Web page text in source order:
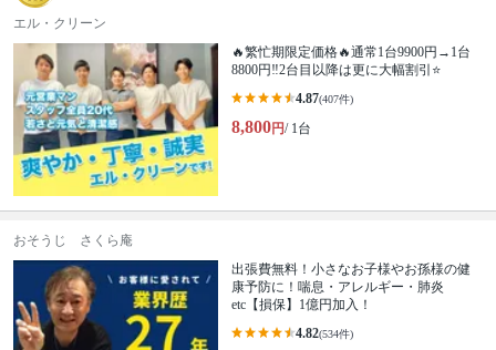
エル・クリーン
🔥繁忙期限定価格🔥通常1台9900円→1台
8800円‼️2台目以降は更に大幅割引⭐️
4.87(407件)
8,800円/ 1台
おそうじ さくら庵
出張費無料！小さなお子様やお孫様の健
康予防に！喘息・アレルギー・肺炎
etc【損保】1億円加入！
4.82(534件)